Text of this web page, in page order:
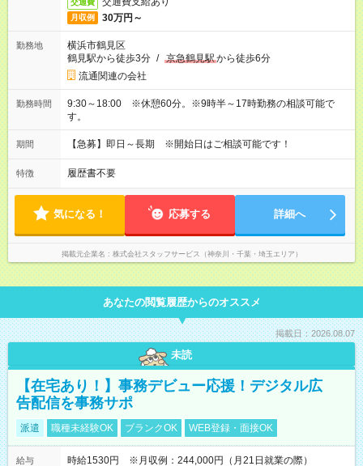
交通費
月収例 30万円～
勤務地
横浜市鶴見区
鶴見駅から徒歩3分 / 京急鶴見駅から徒歩6分
流通関連の会社
勤務時間
9:30～18:00 ※休憩60分。※9時半～17時勤務の相談可能で
す。
期間 【急募】即日～長期 ※開始日はご相談可能です！
特徴 履歴書不要
気になる！ 応募する 詳細へ
掲載元企業名 株式会社スタッフサービス（神奈川・千葉・埼玉エリア）
あなたの閲覧履歴からのオススメ
掲載日：2026.08.07
未読
【在宅あり！】事務デビュー応援！デジタル広
告配信を事務サポ
派遣 職種未経験OK ブランクOK WEB登録・面接OK
給与 時給1530円 ※月収例：244,000円（月21日就業の際）